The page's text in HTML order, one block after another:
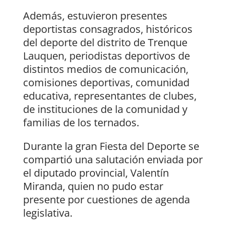
Además, estuvieron presentes
deportistas consagrados, históricos
del deporte del distrito de Trenque
Lauquen, periodistas deportivos de
distintos medios de comunicación,
comisiones deportivas, comunidad
educativa, representantes de clubes,
de instituciones de la comunidad y
familias de los ternados.
Durante la gran Fiesta del Deporte se
compartió una salutación enviada por
el diputado provincial, Valentín
Miranda, quien no pudo estar
presente por cuestiones de agenda
legislativa.